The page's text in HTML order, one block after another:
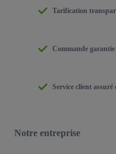
Tarification
Commande garantie
Service client
Notre entreprise